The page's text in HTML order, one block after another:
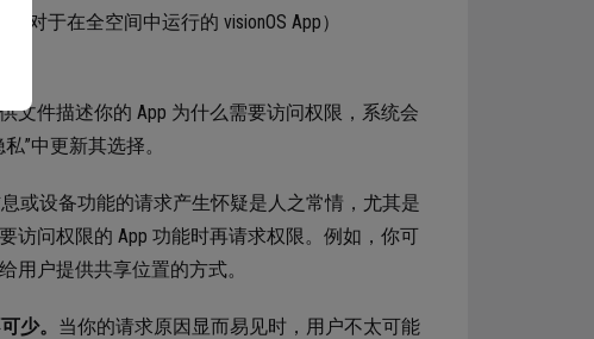
对于在全空间中运行的 visionOS App）
文件描述你的 App 为什么需要访问权限，系统会
”中更新其选择。
或设备功能的请求产生怀疑是人之常情，尤其是
访问权限的 App 功能时再请求权限。例如，你可
用户提供共享位置的方式。
少。 当你的请求原因显而易见时，用户不太可能